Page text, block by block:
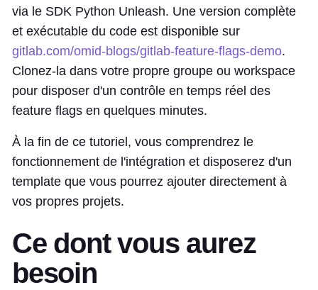
via le SDK Python Unleash. Une version complète
et exécutable du code est disponible sur
gitlab.com/omid-blogs/gitlab-feature-flags-demo.
Clonez-la dans votre propre groupe ou workspace
pour disposer d'un contrôle en temps réel des
feature flags en quelques minutes.
À la fin de ce tutoriel, vous comprendrez le
fonctionnement de l'intégration et disposerez d'un
template que vous pourrez ajouter directement à
vos propres projets.
Ce dont vous aurez
besoin